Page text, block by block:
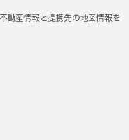
動産情報と提携先の地図情報を